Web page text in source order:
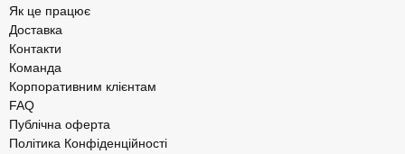
Як це працює
Доставка
Контакти
Команда
Корпоративним клієнтам
FAQ
Публічна оферта
Політика Конфіденційності